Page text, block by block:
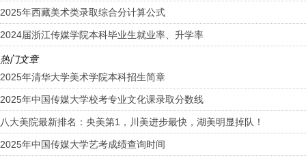
2025年西藏美术类录取综合分计算公式
2024届浙江传媒学院本科毕业生就业率、升学率
热门文章
2025年清华大学美术学院本科招生简章
2025年中国传媒大学校考专业文化课录取分数线
八大美院最新排名：央美第1，川美进步最快，湖美明显掉队！
2025年中国传媒大学艺考成绩查询时间